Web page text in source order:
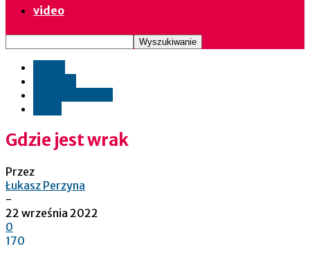
video
Gdzie jest wrak
Przez
Łukasz Perzyna
-
22 września 2022
0
170